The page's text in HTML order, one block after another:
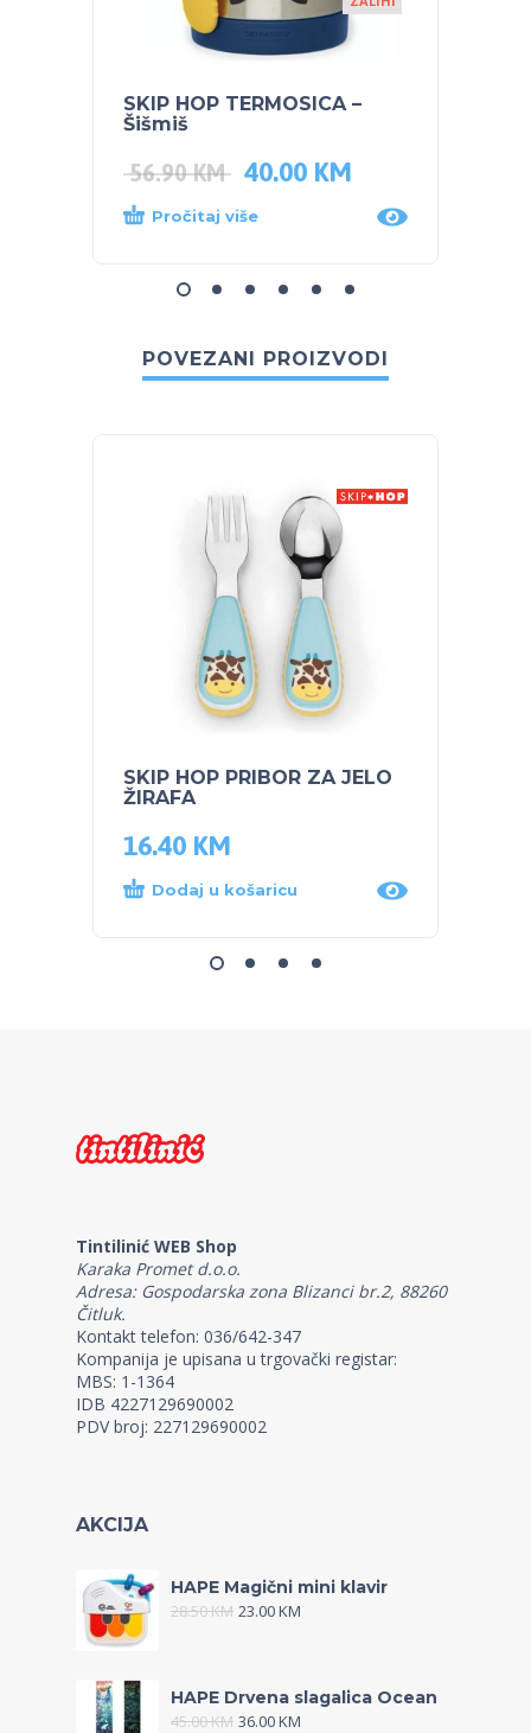
SKIP HOP TERMOSICA –
Šišmiš
56.90KM 40.00 KM
Pročitaj više
POVEZANI PROIZVODI
SKIP HOP PRIBOR ZA JELO
ŽIRAFA
16.40 KM
Dodaj u košaricu
Tintilinić WEB Shop
Karaka Promet d.o.o.
Adresa: Gospodarska zona Blizanci br.2, 88260
Čitluk.
Kontakt telefon: 036/642-347
Kompanija je upisana u trgovački registar:
MBS: 1-1364
IDB 4227129690002
PDV broj: 227129690002
AKCIJA
HAPE Magični mini klavir
28.50KM 23.00KM
HAPE Drvena slagalica Ocean
45.00KM 36.00KM